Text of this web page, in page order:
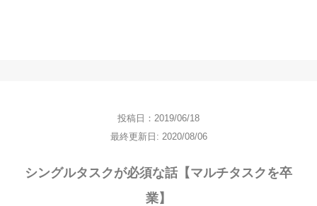
投稿日：2019/06/18
最終更新日: 2020/08/06
シングルタスクが必須な話【マルチタスクを卒
業】